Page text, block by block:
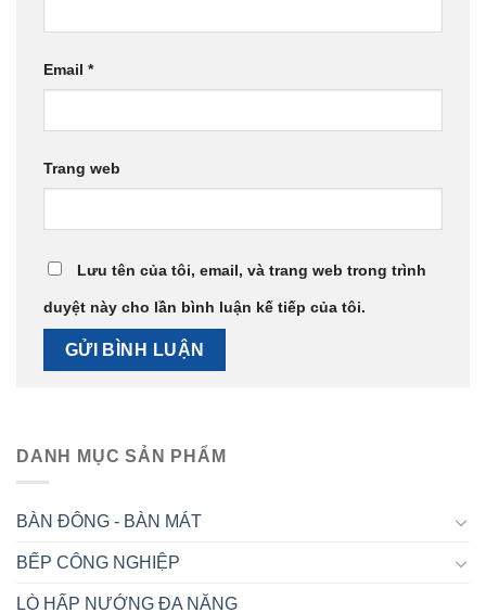
Email *
Trang web
Lưu tên của tôi, email, và trang web trong trình
duyệt này cho lần bình luận kế tiếp của tôi.
DANH MỤC SẢN PHẨM
BÀN ĐÔNG - BÀN MÁT
BẾP CÔNG NGHIỆP
LÒ HẤP NƯỚNG ĐA NĂNG